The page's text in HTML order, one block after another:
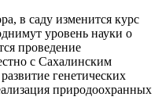
в саду изменится курс
уровень науки о
проведение
с Сахалинским
генетических
природоохранных